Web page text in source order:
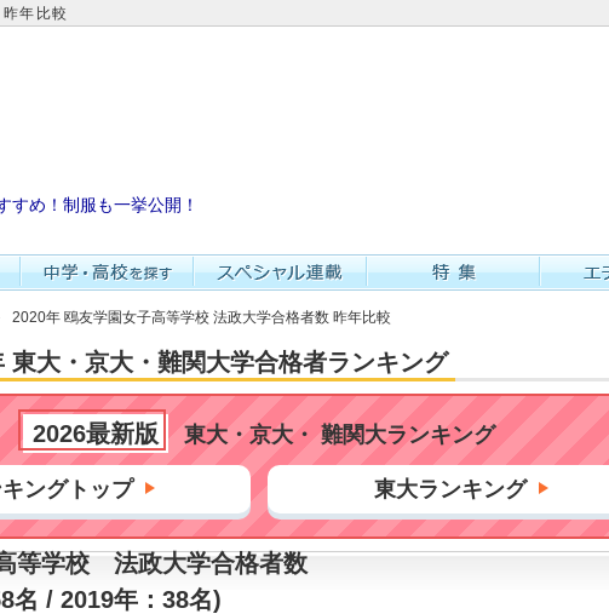
年比較
すめ！制服も一挙公開！
2020年 鴎友学園女子高等学校 法政大学合格者数 昨年比較
東大・京大・難関大学合格者ランキング
2026最新版 東大・京大・ 難関大ランキング
ングトップ 東大ランキング
等学校 法政大学合格者数
名 / 2019年：38名)